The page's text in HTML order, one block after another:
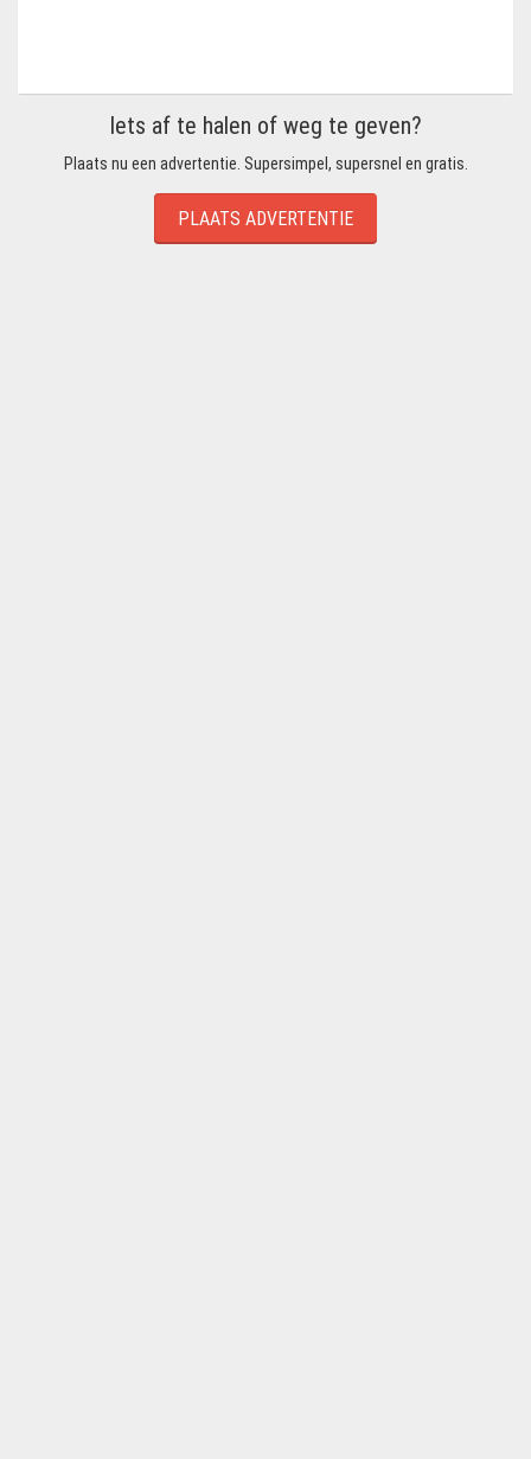
Iets af te halen of weg te geven?
Plaats nu een advertentie. Supersimpel, supersnel en gratis.
PLAATS ADVERTENTIE